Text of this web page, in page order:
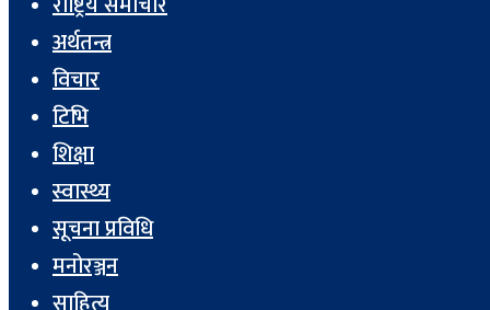
अर्थतन्त्र
विचार
टिभि
शिक्षा
स्वास्थ्य
सूचना प्रविधि
मनोरञ्जन